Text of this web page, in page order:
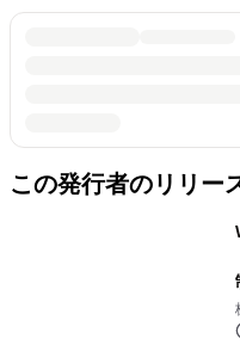
この発行者のリリー